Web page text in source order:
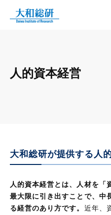
人的資本経営
大和総研が​提供する​人
人的資本経営とは、人材を「
最大限に引き出すことで、中
る経営のあり方です。 近年、